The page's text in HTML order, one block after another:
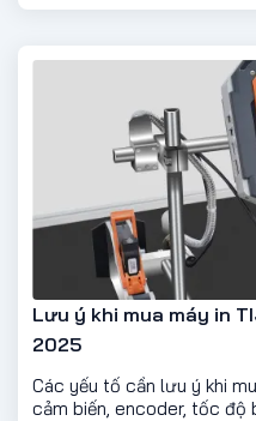
Lưu ý khi mua máy in
2025
Các yếu tố cần lưu ý khi
cảm biến, encoder, tốc độ